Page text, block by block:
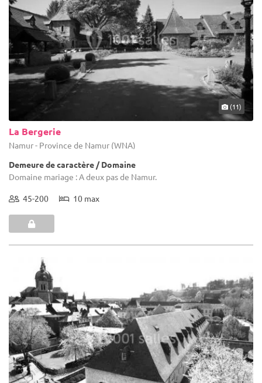
(11)
La Bergerie
Namur - Province de Namur (WNA)
Demeure de caractère / Domaine
Domaine mariage : A deux pas de Namur.
45-200 10 max